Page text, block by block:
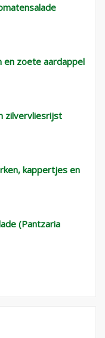
zoete aardappel
zilvervliesrijst
kappertjes en
(Pantzaria